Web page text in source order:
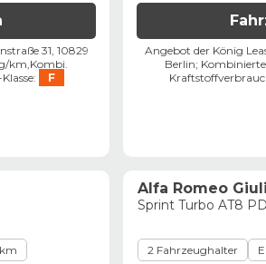
31, 10829
km, Kombi.
F
Angebot der König
Berlin;
Alfa Romeo
Sprint Turbo AT8
2 Fahrzeughalter